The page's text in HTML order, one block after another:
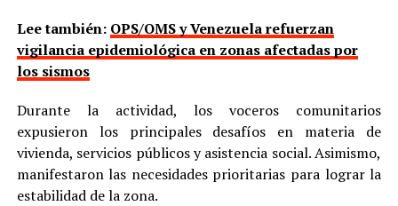
Lee también: OPS/OMS y Venezuela refuerzan
vigilancia epidemiológica en zonas afectadas por
los sismos
Durante la actividad, los voceros comunitarios
expusieron los principales desafíos en materia de
vivienda, servicios públicos y asistencia social. Asimismo,
manifestaron las necesidades prioritarias para lograr la
estabilidad de la zona.